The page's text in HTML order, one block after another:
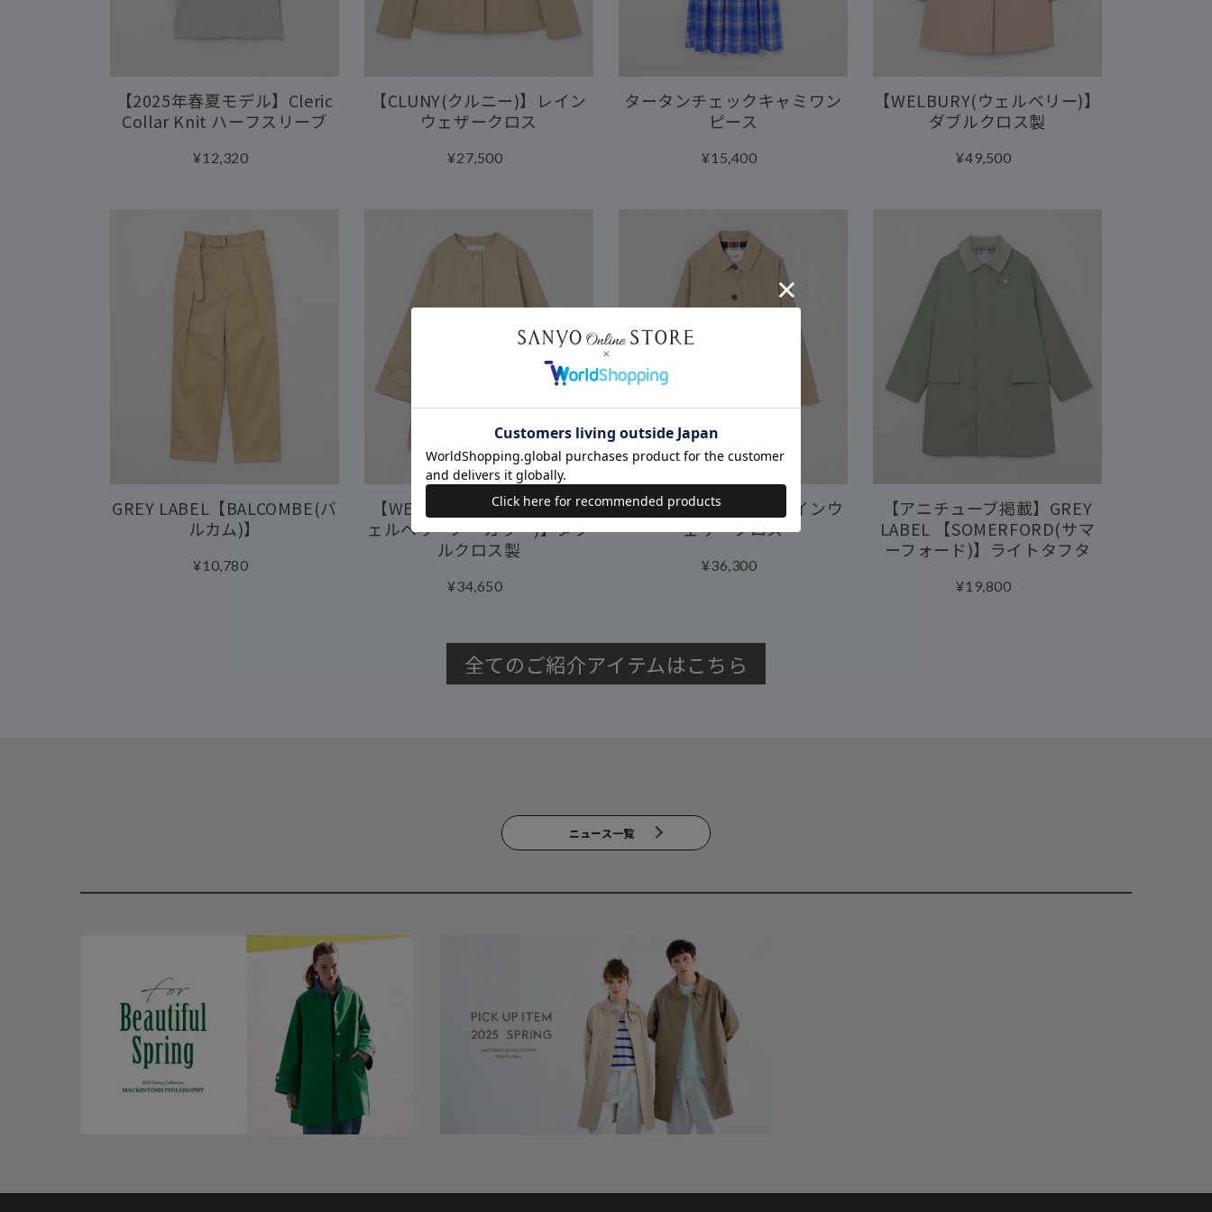
【2025年春夏モデル】Cleric
Collar Knit ハーフスリーブ
¥12,320
【CLUNY(クルニー)】レイン
ウェザークロス
¥27,500
タータンチェックキャミワン
ピース
¥15,400
【WELBURY(ウェルベリー)】
ダブルクロス製
¥49,500
GREY LABEL【BALCOMBE(バ
ルカム)】
¥10,780
【WELBURY NO COLLAR(ウ
ェルベリーノーカラー)】ダブ
ルクロス製
¥34,650
【MORAY(マレー)】レインウ
ェザークロス
¥36,300
【アニチューブ掲載】GREY
LABEL 【SOMERFORD(サマ
ーフォード)】ライトタフタ
¥19,800
全てのご紹介アイテムはこちら
ニュース一覧